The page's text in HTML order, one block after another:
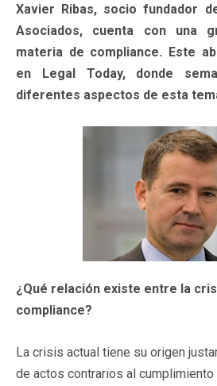
Xavier Ribas, socio fundador
Asociados, cuenta con una
materia de compliance. Este
en Legal Today, donde
diferentes aspectos de esta
¿Qué relación existe entre la
compliance?
La crisis actual tiene su origen
de actos contrarios al cumplimiento